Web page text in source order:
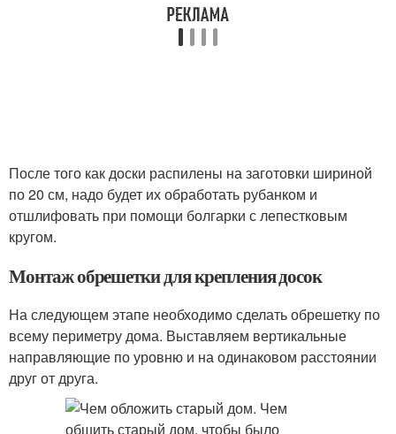
После того как доски распилены на заготовки шириной
по 20 см, надо будет их обработать рубанком и
отшлифовать при помощи болгарки с лепестковым
кругом.
Монтаж обрешетки для крепления досок
На следующем этапе необходимо сделать обрешетку по
всему периметру дома. Выставляем вертикальные
направляющие по уровню и на одинаковом расстоянии
друг от друга.